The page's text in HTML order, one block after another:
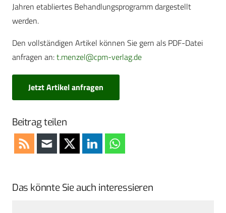
Jahren etabliertes Behandlungsprogramm dargestellt
werden.
Den vollständigen Artikel können Sie gern als PDF-Datei
anfragen an:t.menzel@cpm-verlag.de
Jetzt Artikel anfragen
Beitrag teilen
Das könnte Sie auch interessieren